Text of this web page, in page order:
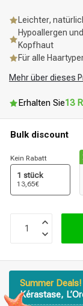
Leichter,
Hypoallergen
Kopfhaut
Für alle
Mehr über dieses
Erhalten Sie13
Bulk discount
Kein Rabatt
1 stück
13,65€
Summer Deals!
Kérastase,